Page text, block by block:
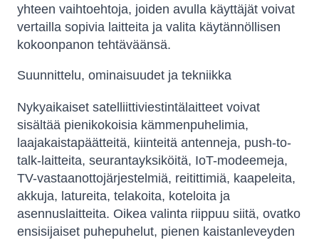
yhteen vaihtoehtoja, joiden avulla käyttäjät voivat
vertailla sopivia laitteita ja valita käytännöllisen
kokoonpanon tehtäväänsä.
Suunnittelu, ominaisuudet ja tekniikka
Nykyaikaiset satelliittiviestintälaitteet voivat
sisältää pienikokoisia kämmenpuhelimia,
laajakaistapäätteitä, kiinteitä antenneja, push-to-
talk-laitteita, seurantayksiköitä, IoT-modeemeja,
TV-vastaanottojärjestelmiä, reitittimiä, kaapeleita,
akkuja, latureita, telakoita, koteloita ja
asennuslaitteita. Oikea valinta riippuu siitä, ovatko
ensisijaiset puhepuhelut, pienen kaistanleveyden